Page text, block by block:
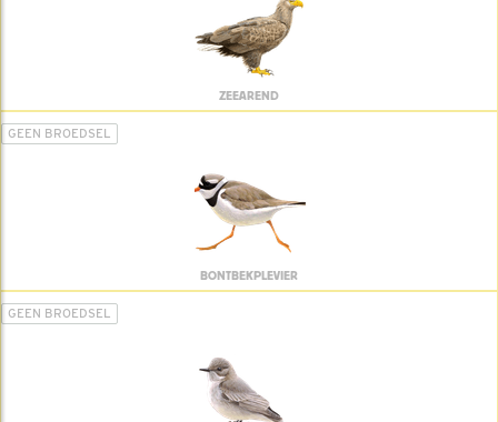
ZEEAREND
GEEN BROEDSEL
BONTBEKPLEVIER
GEEN BROEDSEL